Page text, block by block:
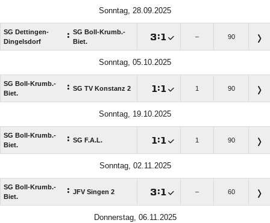
Sonntag, 28.09.2025
SG Dettingen-
Dingelsdorf
: SG Boll-Krumb.-
Biet.
: – 90
Sonntag, 05.10.2025
SG Boll-Krumb.-
Biet.
: SG TV Konstanz 2 : 1 90
Sonntag, 19.10.2025
SG Boll-Krumb.-
Biet.
: SG F.A.L. : 1 90
Sonntag, 02.11.2025
SG Boll-Krumb.-
Biet.
: JFV Singen 2 : – 60
Donnerstag, 06.11.2025